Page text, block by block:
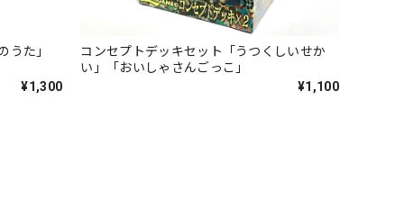
うた」
¥1,300
コンセプトデッキセット「うつくしいせか
い」「おいしゃさんごっこ」
¥1,100